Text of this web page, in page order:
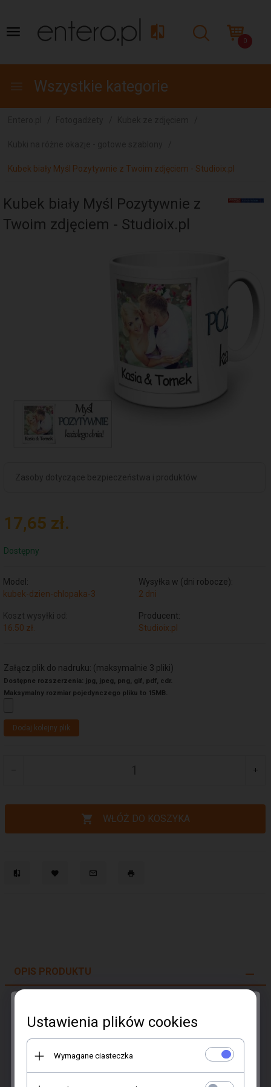
0
Wszystkie kategorie
Kubek biały Myśl Pozytywnie z Twoim zdjęciem - Studioix.pl
Kubek biały Myśl Pozytywnie z
Twoim zdjęciem - Studioix.pl
Zasoby dotyczące bezpieczeństwa i produktów
17,65 zł.
Dostępny
Model:
kubek-dzien-chlopaka-3
Wysyłka w (dni robocze):
2 dni
Koszt wysyłki od:
16.50 zł.
Producent:
Studioix.pl
Załącz plik do nadruku: (maksymalnie 3 pliki)
Dostępne rozszerzenia: jpg, jpeg, png, gif, pdf, cdr.
Maksymalny rozmiar pojedynczego pliku to 15MB.
Dodaj kolejny plik
WŁÓŻ DO KOSZYKA
OPIS PRODUKTU
Kubek biały Myśl Pozytywnie z Twoim
zdjęciem - Studioix.pl
Opis produktu:
Klasyczny i elegancji kubek biały z piękną, trwałą grafiką,
Ustawienia plików cookies
Wymagane ciasteczka